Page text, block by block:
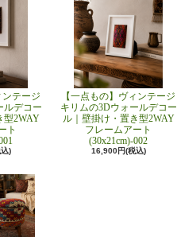
ンテージ
ルデコー
型2WAY
ト
)
【一点もの】ヴィンテージ
キリムの3Dウォールデコー
ル｜壁掛け・置き型2WAY
フレームアート
(30x21cm)-002
16,900円(税込)